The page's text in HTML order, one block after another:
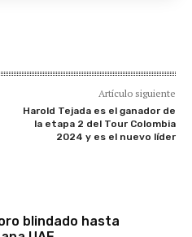
Artículo siguiente
Harold Tejada es el ganador de
la etapa 2 del Tour Colombia
2024 y es el nuevo líder
blindado hasta